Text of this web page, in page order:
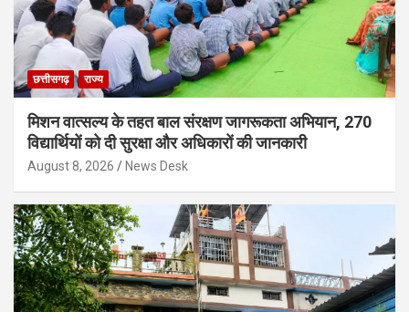
छत्तीसगढ़ राज्य
मिशन वात्सल्य के तहत बाल संरक्षण जागरूकता अभियान, 270
विद्यार्थियों को दी सुरक्षा और अधिकारों की जानकारी
August 8, 2026 News Desk